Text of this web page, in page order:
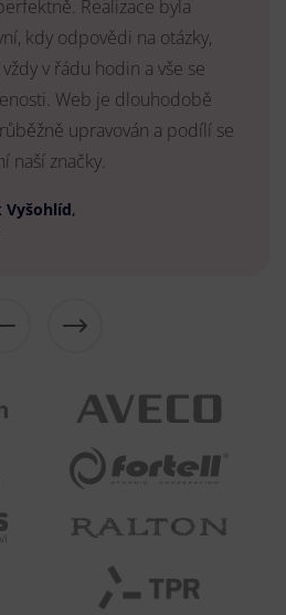
Realizace byla
kdy odpovědi na otázky,
v řádu hodin a vše se
Web je dlouhodobě
upravován a podílí se
naší značky.
Vyšohlíd,